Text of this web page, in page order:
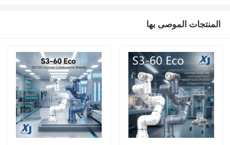
المنتجات الموصى بها